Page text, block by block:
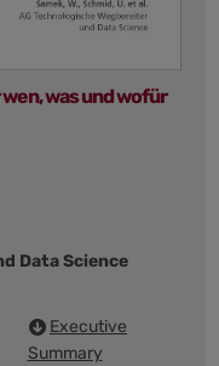
was und wofür
Data Science
Executive
Summary